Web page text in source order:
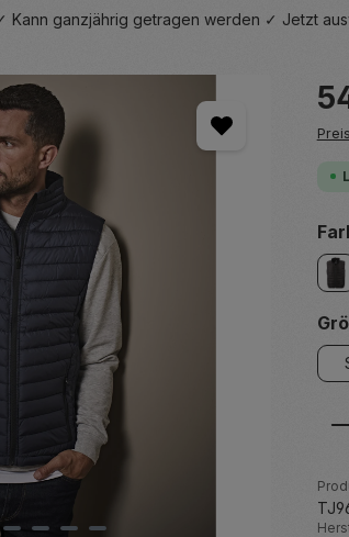
Kann ganzjährig getragen werden ✓ Jetzt